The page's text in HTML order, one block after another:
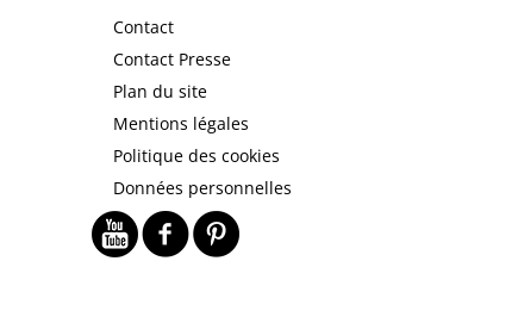
Contact
Contact Presse
Plan du site
Mentions légales
Politique des cookies
Données personnelles